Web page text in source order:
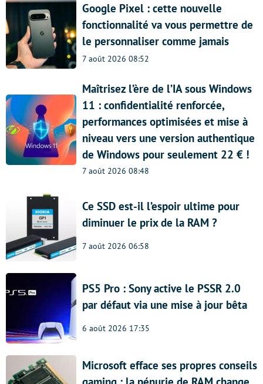
Google Pixel : cette nouvelle
fonctionnalité va vous permettre de
le personnaliser comme jamais
7 août 2026 08:52
Maîtrisez l’ère de l’IA sous Windows
11 : confidentialité renforcée,
performances optimisées et mise à
niveau vers une version authentique
de Windows pour seulement 22 € !
7 août 2026 08:48
Ce SSD est-il l’espoir ultime pour
diminuer le prix de la RAM ?
7 août 2026 06:58
PS5 Pro : Sony active le PSSR 2.0
par défaut via une mise à jour bêta
6 août 2026 17:35
Microsoft efface ses propres conseils